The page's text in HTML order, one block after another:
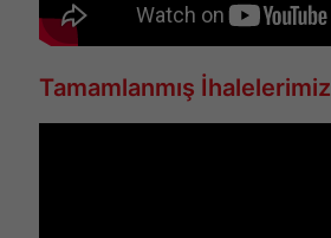
Tamamlanmış İhalelerimiz